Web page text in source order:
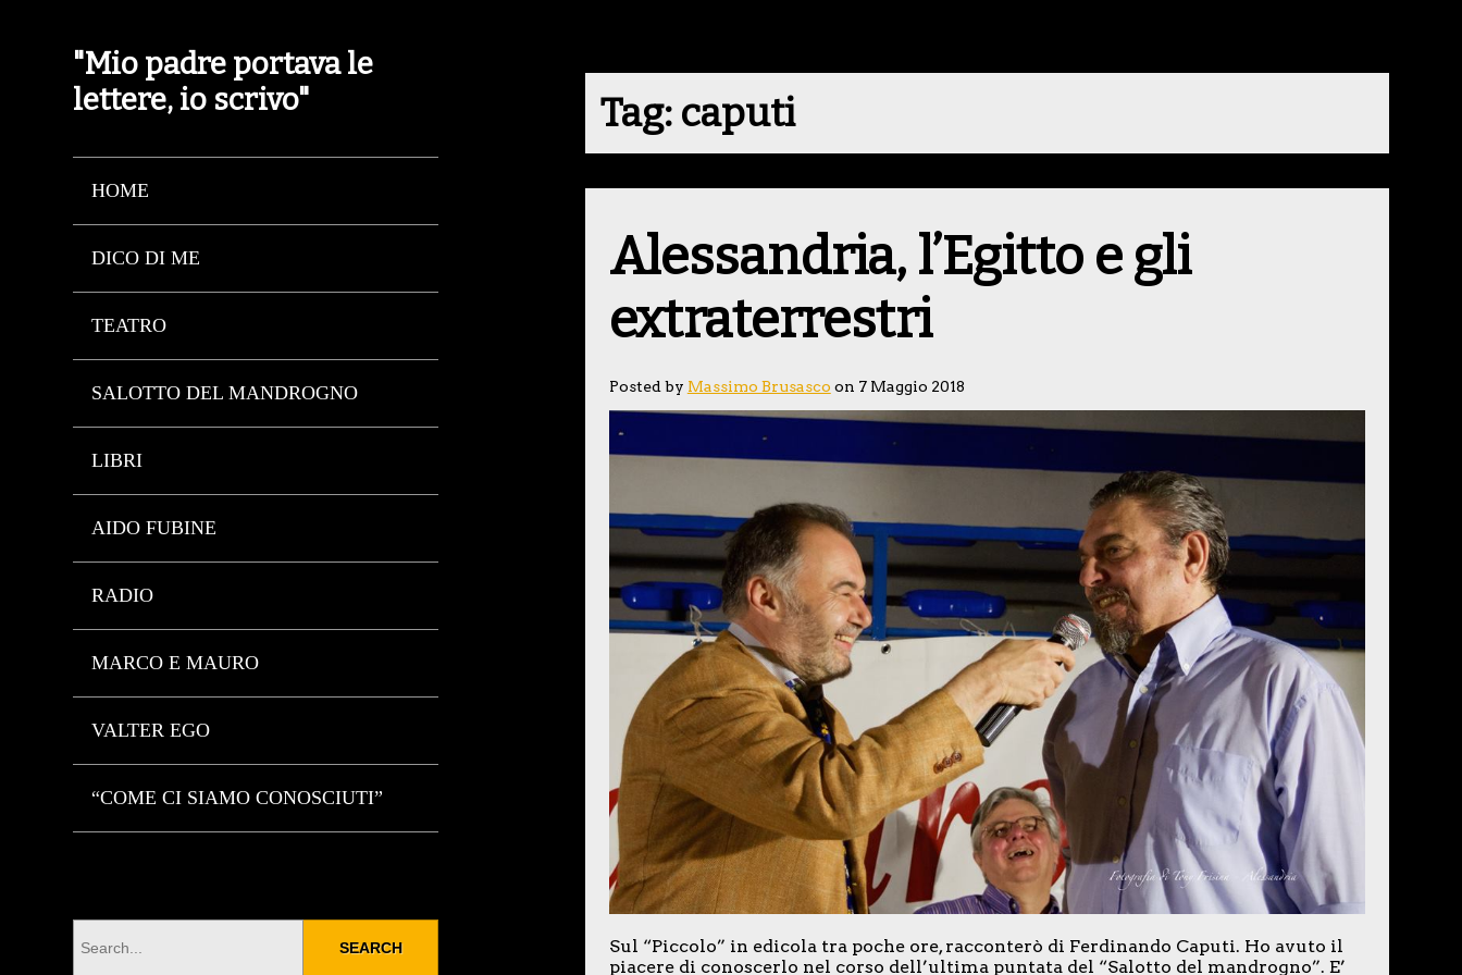
"Mio padre portava le
lettere, io scrivo"
HOME
DICO DI ME
TEATRO
SALOTTO DEL MANDROGNO
LIBRI
AIDO FUBINE
RADIO
MARCO E MAURO
VALTER EGO
“COME CI SIAMO CONOSCIUTI”
Tag: caputi
Alessandria, l’Egitto e gli
extraterrestri
Posted by Massimo Brusasco on 7 Maggio 2018
Sul “Piccolo” in edicola tra poche ore, racconterò di Ferdinando Caputi. Ho avuto il
piacere di conoscerlo nel corso dell’ultima puntata del “Salotto del mandrogno”. E’